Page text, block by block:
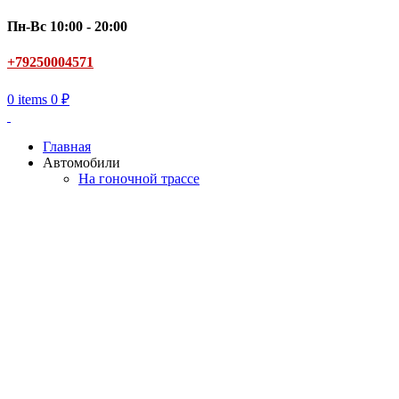
Пн-Вс 10:00 - 20:00
+79250004571
0 items 0 ₽
Главная
Автомобили
На гоночной трассе